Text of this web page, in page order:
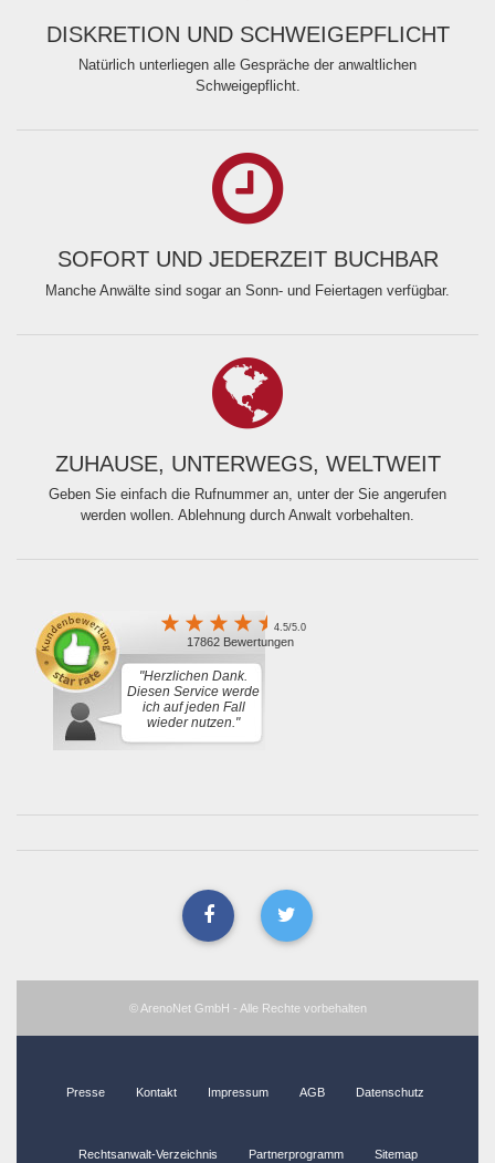
DISKRETION UND SCHWEIGEPFLICHT
Natürlich unterliegen alle Gespräche der anwaltlichen
Schweigepflicht.
SOFORT UND JEDERZEIT BUCHBAR
Manche Anwälte sind sogar an Sonn- und Feiertagen verfügbar.
ZUHAUSE, UNTERWEGS, WELTWEIT
Geben Sie einfach die Rufnummer an, unter der Sie angerufen
werden wollen. Ablehnung durch Anwalt vorbehalten.
4.5/5.0
17862 Bewertungen
"Herzlichen Dank.
Diesen Service werde
ich auf jeden Fall
wieder nutzen."
© ArenoNet GmbH - Alle Rechte vorbehalten
Presse Kontakt Impressum AGB Datenschutz
Rechtsanwalt-Verzeichnis Partnerprogramm Sitemap